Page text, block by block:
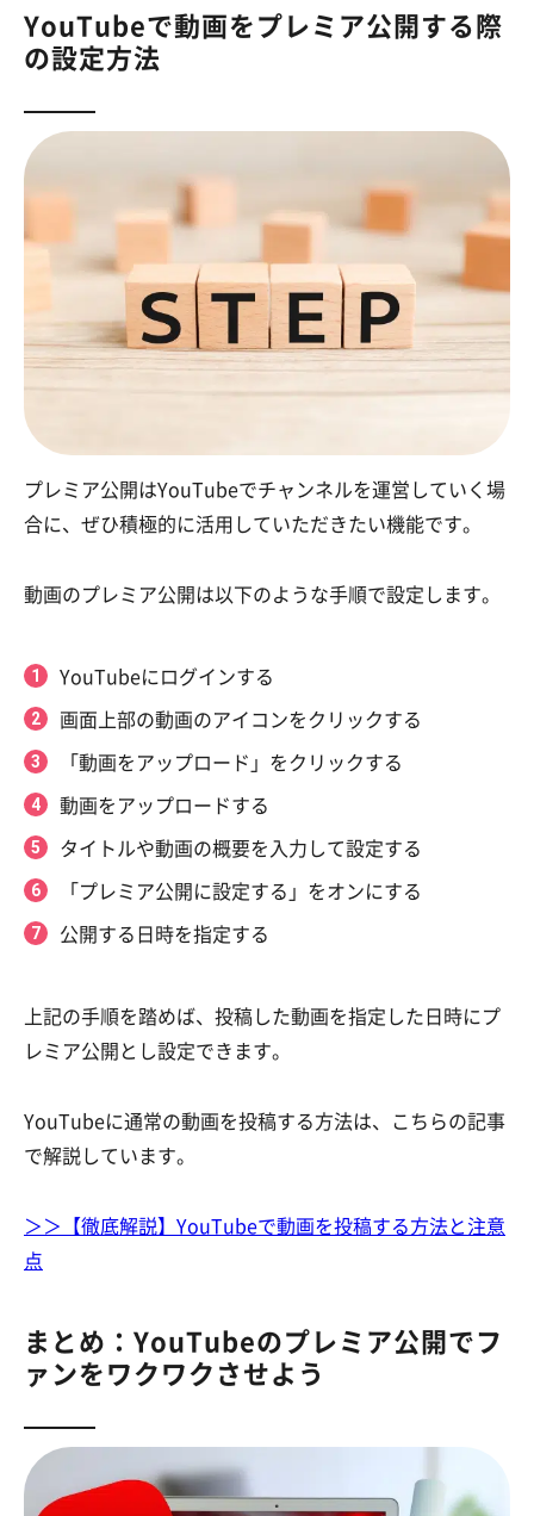
YouTubeで動画をプレミア公開する際
の設定方法
プレミア公開はYouTubeでチャンネルを運営していく場
合に、ぜひ積極的に活用していただきたい機能です。
動画のプレミア公開は以下のような手順で設定します。
YouTubeにログインする
画面上部の動画のアイコンをクリックする
「動画をアップロード」をクリックする
動画をアップロードする
タイトルや動画の概要を入力して設定する
「プレミア公開に設定する」をオンにする
公開する日時を指定する
上記の手順を踏めば、投稿した動画を指定した日時にプ
レミア公開とし設定できます。
YouTubeに通常の動画を投稿する方法は、こちらの記事
で解説しています。
＞＞【徹底解説】YouTubeで動画を投稿する方法と注意
点
まとめ：YouTubeのプレミア公開でフ
ァンをワクワクさせよう